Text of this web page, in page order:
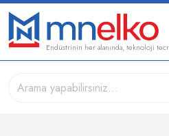
Endüstrinin her alanında, teknoloji